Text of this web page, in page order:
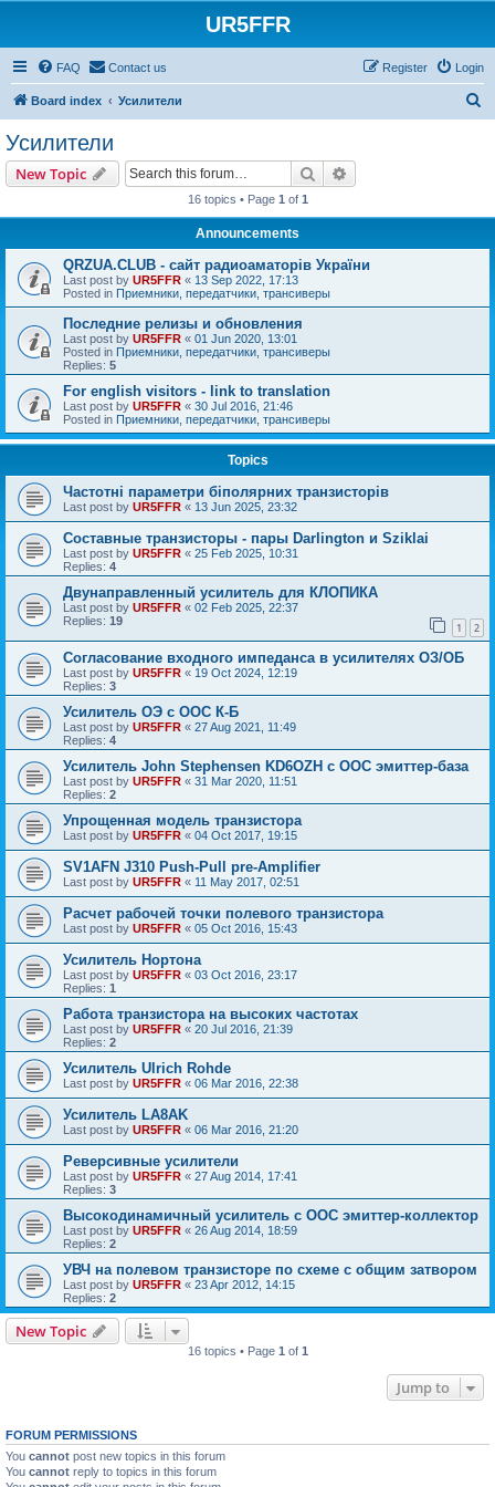
UR5FFR
FAQ Contact us Login
Register
Board index Усилители
Усилители
New Topic Search
16 topics • Page 1 of 1
Announcements
QRZUA.CLUB - сайт радиоаматорів України
Last post by UR5FFR « 13 Sep 2022, 17:13
Posted in Приемники, передатчики, трансиверы
Последние релизы и обновления
Last post by UR5FFR « 01 Jun 2020, 13:01
Posted in Приемники, передатчики, трансиверы
Replies: 5
For english visitors - link to translation
Last post by UR5FFR « 30 Jul 2016, 21:46
Posted in Приемники, передатчики, трансиверы
Topics
Частотні параметри біполярних транзисторів
Last post by UR5FFR « 13 Jun 2025, 23:32
Составные транзисторы - пары Darlington и Sziklai
Last post by UR5FFR « 25 Feb 2025, 10:31
Replies: 4
Двунаправленный усилитель для КЛОПИКА
Last post by UR5FFR « 02 Feb 2025, 22:37
Replies: 19 1 2
Согласование входного импеданса в усилителях ОЗ/ОБ
Last post by UR5FFR « 19 Oct 2024, 12:19
Replies: 3
Усилитель ОЭ с ООС К-Б
Last post by UR5FFR « 27 Aug 2021, 11:49
Replies: 4
Усилитель John Stephensen KD6OZH с ООС эмиттер-база
Last post by UR5FFR « 31 Mar 2020, 11:51
Replies: 2
Упрощенная модель транзистора
Last post by UR5FFR « 04 Oct 2017, 19:15
SV1AFN J310 Push-Pull pre-Amplifier
Last post by UR5FFR « 11 May 2017, 02:51
Расчет рабочей точки полевого транзистора
Last post by UR5FFR « 05 Oct 2016, 15:43
Усилитель Нортона
Last post by UR5FFR « 03 Oct 2016, 23:17
Replies: 1
Работа транзистора на высоких частотах
Last post by UR5FFR « 20 Jul 2016, 21:39
Replies: 2
Усилитель Ulrich Rohde
Last post by UR5FFR « 06 Mar 2016, 22:38
Усилитель LA8AK
Last post by UR5FFR « 06 Mar 2016, 21:20
Реверсивные усилители
Last post by UR5FFR « 27 Aug 2014, 17:41
Replies: 3
Высокодинамичный усилитель с ООС эмиттер-коллектор
Last post by UR5FFR « 26 Aug 2014, 18:59
Replies: 2
УВЧ на полевом транзисторе по схеме с общим затвором
Last post by UR5FFR « 23 Apr 2012, 14:15
Replies: 2
New Topic
16 topics • Page 1 of 1
Jump to
FORUM PERMISSIONS
You cannot post new topics in this forum
You cannot reply to topics in this forum